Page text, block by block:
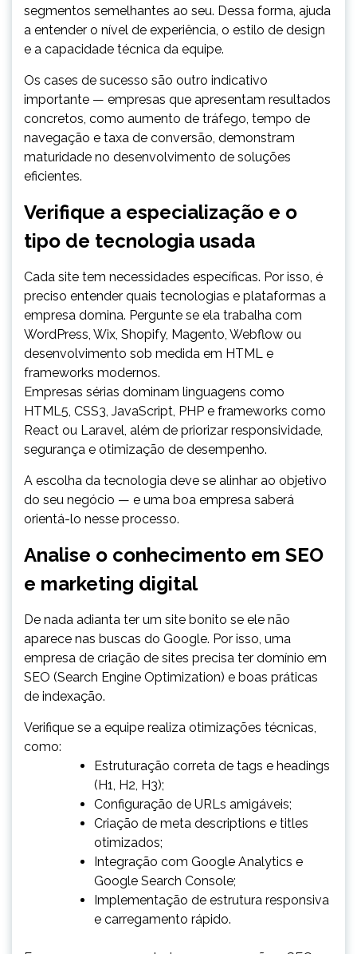
segmentos semelhantes ao seu. Dessa forma, ajuda
a entender o nível de experiência, o estilo de design
e a capacidade técnica da equipe.
Os cases de sucesso são outro indicativo
importante — empresas que apresentam resultados
concretos, como aumento de tráfego, tempo de
navegação e taxa de conversão, demonstram
maturidade no desenvolvimento de soluções
eficientes.
Verifique a especialização e o
tipo de tecnologia usada
Cada site tem necessidades específicas. Por isso, é
preciso entender quais tecnologias e plataformas a
empresa domina. Pergunte se ela trabalha com
WordPress, Wix, Shopify, Magento, Webflow ou
desenvolvimento sob medida em HTML e
frameworks modernos.
Empresas sérias dominam linguagens como
HTML5, CSS3, JavaScript, PHP e frameworks como
React ou Laravel, além de priorizar responsividade,
segurança e otimização de desempenho.
A escolha da tecnologia deve se alinhar ao objetivo
do seu negócio — e uma boa empresa saberá
orientá-lo nesse processo.
Analise o conhecimento em SEO
e marketing digital
De nada adianta ter um site bonito se ele não
aparece nas buscas do Google. Por isso, uma
empresa de criação de sites precisa ter domínio em
SEO (Search Engine Optimization) e boas práticas
de indexação.
Verifique se a equipe realiza otimizações técnicas,
como:
Estruturação correta de tags e headings
(H1, H2, H3);
Configuração de URLs amigáveis;
Criação de meta descriptions e titles
otimizados;
Integração com Google Analytics e
Google Search Console;
Implementação de estrutura responsiva
e carregamento rápido.